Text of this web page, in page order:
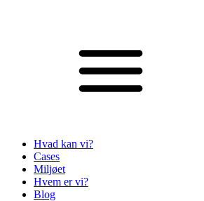
Hvad kan vi?
Cases
Miljøet
Hvem er vi?
Blog